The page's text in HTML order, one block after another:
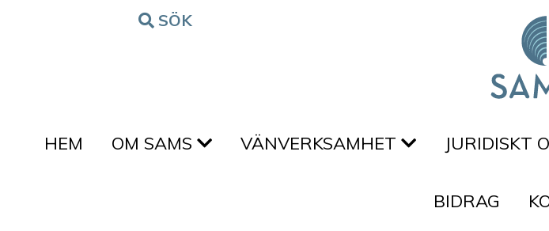
Hoppa till innehålletSÖK
HEM OM SAMS VÄNVERKSAMHET JURIDISKT
BIDRAG